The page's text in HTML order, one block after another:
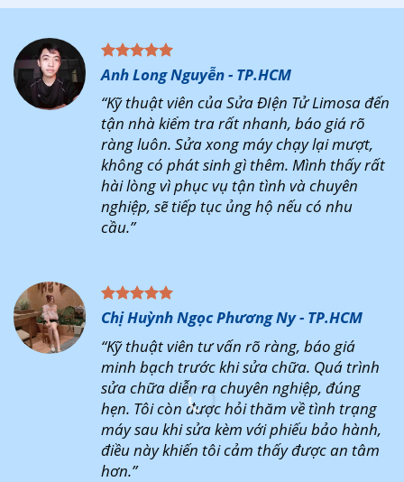
Anh Long Nguyễn - TP.HCM
“Kỹ thuật viên của Sửa ĐIện Tử Limosa đến
tận nhà kiểm tra rất nhanh, báo giá rõ
ràng luôn. Sửa xong máy chạy lại mượt,
không có phát sinh gì thêm. Mình thấy rất
hài lòng vì phục vụ tận tình và chuyên
nghiệp, sẽ tiếp tục ủng hộ nếu có nhu
cầu.”
Chị Huỳnh Ngọc Phương Ny - TP.HCM
“Kỹ thuật viên tư vấn rõ ràng, báo giá
minh bạch trước khi sửa chữa. Quá trình
sửa chữa diễn ra chuyên nghiệp, đúng
hẹn. Tôi còn được hỏi thăm về tình trạng
máy sau khi sửa kèm với phiếu bảo hành,
điều này khiến tôi cảm thấy được an tâm
hơn.”